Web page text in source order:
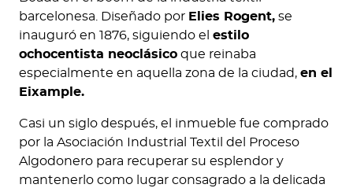
barcelonesa. Diseñado por Elies Rogent, se
inauguró en 1876, siguiendo el estilo
ochocentista neoclásico que reinaba
especialmente en aquella zona de la ciudad, en el
Eixample.
Casi un siglo después, el inmueble fue comprado
por la Asociación Industrial Textil del Proceso
Algodonero para recuperar su esplendor y
mantenerlo como lugar consagrado a la delicada